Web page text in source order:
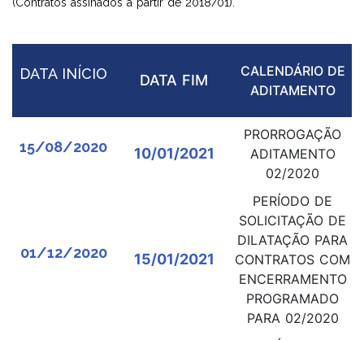
DATA INÍCIO DATA FIM
CALENDÁRIO DE
ADITAMENTO
15/08/2020 10/01/2021
PRORROGAÇÃO
ADITAMENTO
02/2020
01/12/2020 15/01/2021
PERÍODO DE
SOLICITAÇÃO DE
DILATAÇÃO PARA
CONTRATOS COM
ENCERRAMENTO
PROGRAMADO
PARA 02/2020